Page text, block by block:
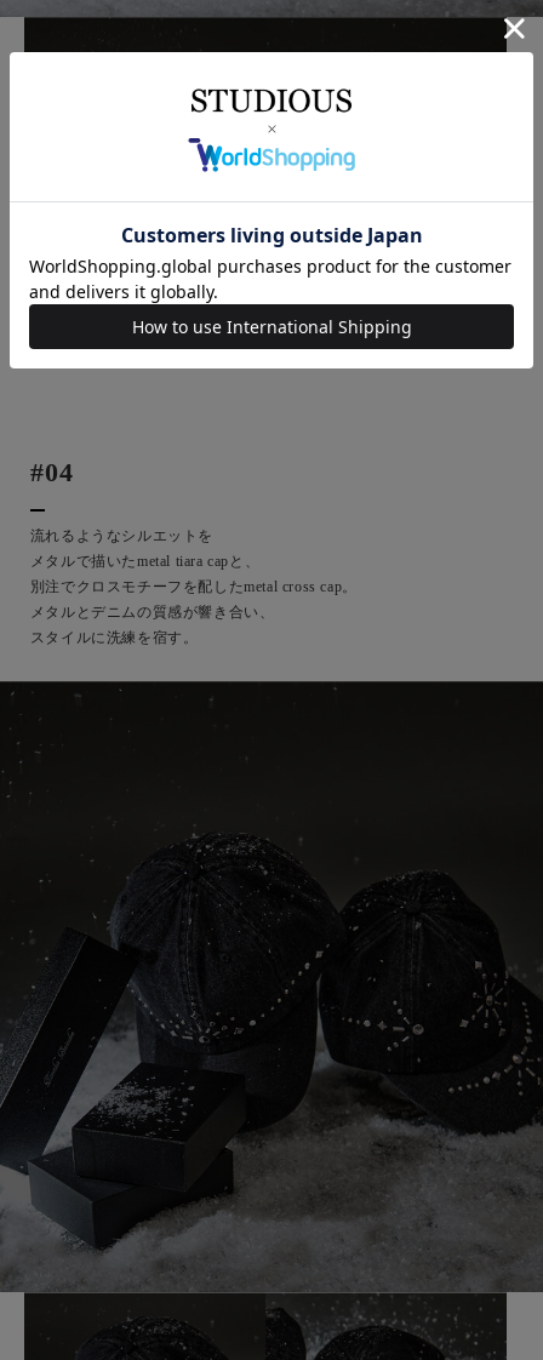
magical powder mini bag
VIEW MORE
ribbon bijou half moon bag
VIEW MORE
#04
流れるようなシルエットを
メタルで描いたmetal tiara capと、
別注でクロスモチーフを配したmetal cross cap。
メタルとデニムの質感が響き合い、
スタイルに洗練を宿す。